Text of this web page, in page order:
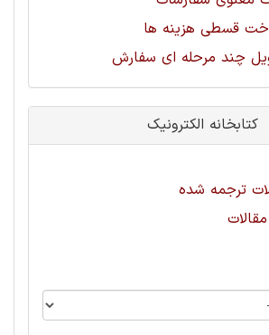
قسطی هزینه ها
چند مرحله ای سفارش
کتابخانه الکترونیک
ترجمه شده